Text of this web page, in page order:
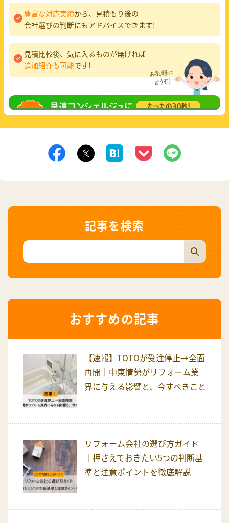
豊富な対応実績から、見積もり後の
会社選びの判断にもアドバイスできます!
見積比較後、気に入るものが無ければ
追加紹介も可能です!
無料相談してみる
記事を検索
おすすめの記事
【速報】TOTOが受注停止→全面
再開｜中東情勢がリフォーム業
界に与える影響と、今すべきこと
リフォーム会社の選び方ガイド
｜押さえておきたい5つの判断基
準と注意ポイントを徹底解説